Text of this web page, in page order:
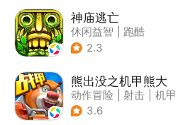
神庙逃亡
休闲益智
跑酷
| 欧美风
2.3
熊出没之机甲熊大
动作冒险 射击
机甲
| 熊出没
3.6